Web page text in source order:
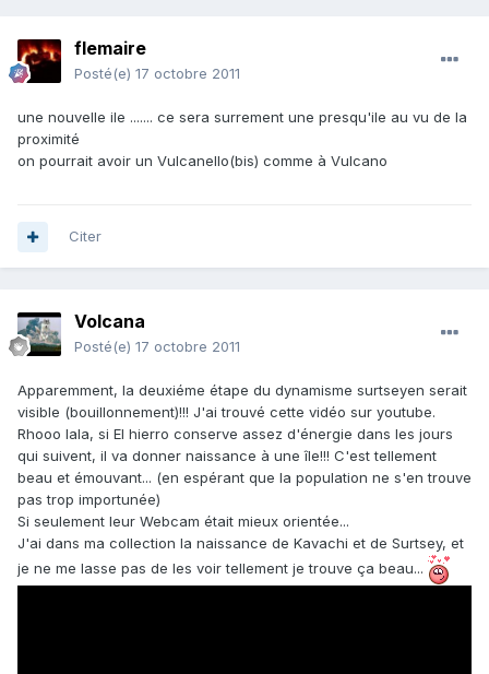
flemaire
Posté(e) 17 octobre 2011
une nouvelle ile ....... ce sera surrement une presqu'ile au vu de la
proximité
on pourrait avoir un Vulcanello(bis) comme à Vulcano
Citer
Volcana
Posté(e) 17 octobre 2011
Apparemment, la deuxiéme étape du dynamisme surtseyen serait
visible (bouillonnement)!!! J'ai trouvé cette vidéo sur youtube.
Rhooo lala, si El hierro conserve assez d'énergie dans les jours
qui suivent, il va donner naissance à une île!!! C'est tellement
beau et émouvant... (en espérant que la population ne s'en trouve
pas trop importunée)
Si seulement leur Webcam était mieux orientée...
J'ai dans ma collection la naissance de Kavachi et de Surtsey, et
je ne me lasse pas de les voir tellement je trouve ça beau...